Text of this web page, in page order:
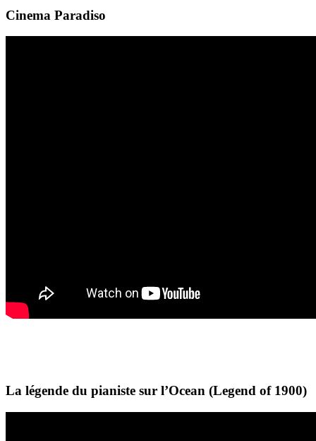
Cinema Paradiso
La légende du pianiste sur l’Ocean (Legend of 1900)